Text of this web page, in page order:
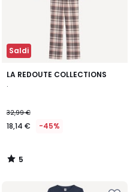
Saldi
LA REDOUTE COLLECTIONS
.
32,99 €
18,14 € -45%
5
5
/